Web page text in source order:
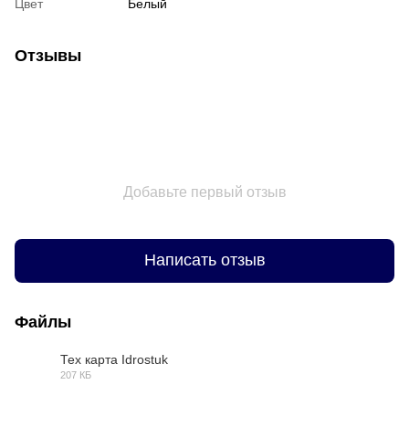
Цвет Белый
Отзывы
Добавьте первый отзыв
Написать отзыв
Файлы
Тех карта Idrostuk
207 КБ